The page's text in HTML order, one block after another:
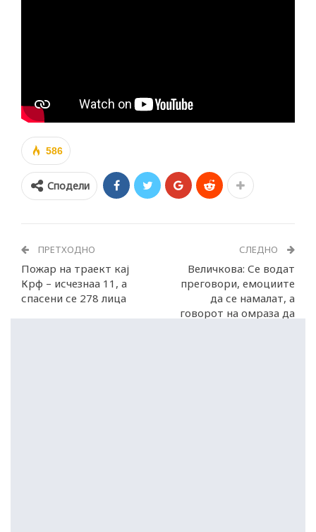
586
Сподели
ПРЕТХОДНО
Пожар на траект кај
Крф – исчезнаа 11, а
спасени се 278 лица
СЛЕДНО
Величкова: Се водат
преговори, емоциите
да се намалат, а
говорот на омраза да